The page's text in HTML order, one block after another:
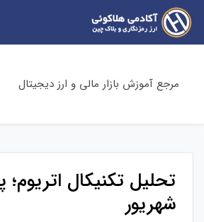
مرجع آموزش بازار مالی و ارز دیجیتال
شهریور